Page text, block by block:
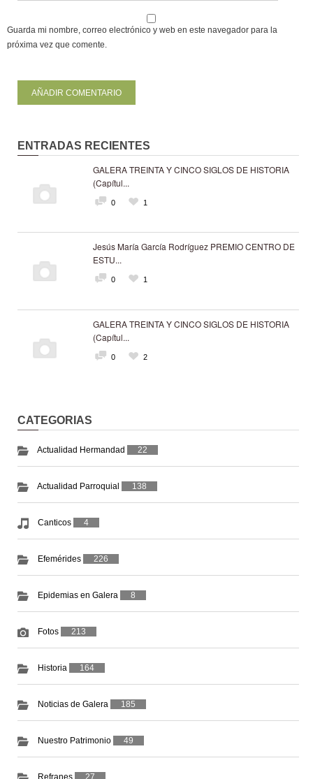
Guarda mi nombre, correo electrónico y web en este navegador para la
próxima vez que comente.
ENTRADAS RECIENTES
GALERA TREINTA Y CINCO SIGLOS DE HISTORIA
(Capítul...
0 1
Jesús María García Rodríguez PREMIO CENTRO DE
ESTU...
0 1
GALERA TREINTA Y CINCO SIGLOS DE HISTORIA
(Capítul...
0 2
CATEGORIAS
Actualidad Hermandad 22
Actualidad Parroquial 138
Canticos 4
Efemérides 226
Epidemias en Galera 8
Fotos 213
Historia 164
Noticias de Galera 185
Nuestro Patrimonio 49
Refranes 27